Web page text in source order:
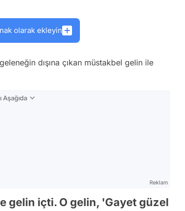
olarak ekleyin
dışına çıkan müstakbel gelin ile
Aşağıda
Reklam
gelin içti. O gelin, 'Gayet güzel